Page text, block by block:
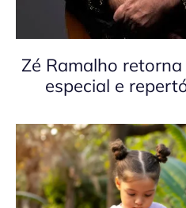
Zé Ramalho
especial e